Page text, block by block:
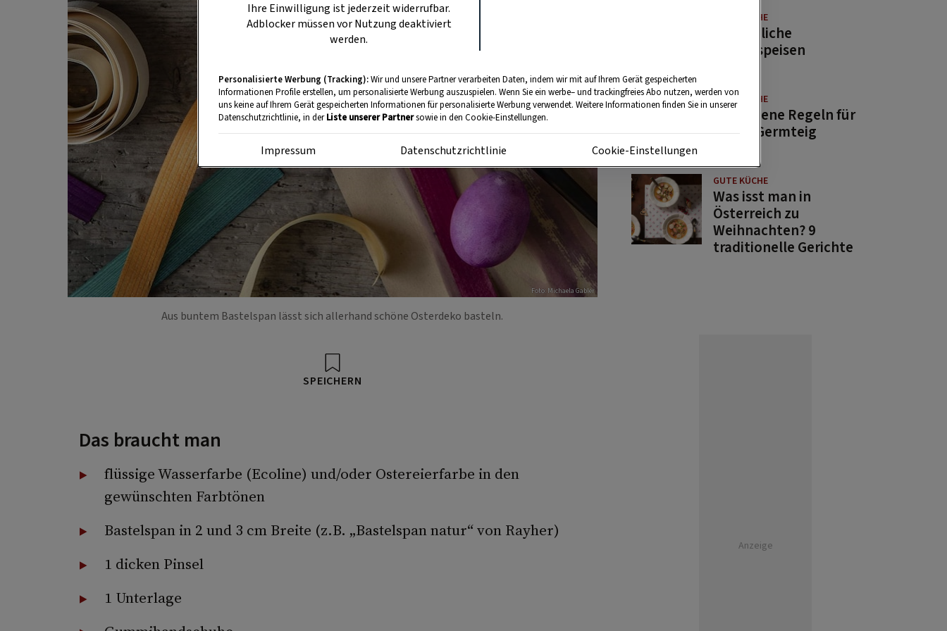
Foto: Michaela Gabler
Aus buntem Bastelspan lässt sich allerhand schöne Osterdeko basteln.
SPEICHERN
Das braucht man
flüssige Wasserfarbe (Ecoline) und/oder Ostereierfarbe in den
gewünschten Farbtönen
Bastelspan in 2 und 3 cm Breite (z.B. „Bastelspan natur“ von Rayher)
1 dicken Pinsel
1 Unterlage
GUTE KÜCHE
11 köstliche
Fastenspeisen
GUTE KÜCHE
10 goldene Regeln für
guten Germteig
GUTE KÜCHE
Was isst man in
Österreich zu
Weihnachten? 9
traditionelle Gerichte
Anzeige
Ihre Einwilligung ist jederzeit widerrufbar.
Adblocker müssen vor Nutzung deaktiviert
werden.
Personalisierte Werbung (Tracking):Wir und unsere Partner verarbeiten Daten, indem wir mit auf Ihrem Gerät gespeicherten
Informationen Profile erstellen, um personalisierte Werbung auszuspielen. Wenn Sie ein werbe– und trackingfreies Abo nutzen, werden von
uns keine auf Ihrem Gerät gespeicherten Informationen für personalisierte Werbung verwendet. Weitere Informationen finden Sie in unserer
Datenschutzrichtlinie, in derListe unserer Partnersowie in den Cookie-Einstellungen.
Impressum Datenschutzrichtlinie Cookie-Einstellungen